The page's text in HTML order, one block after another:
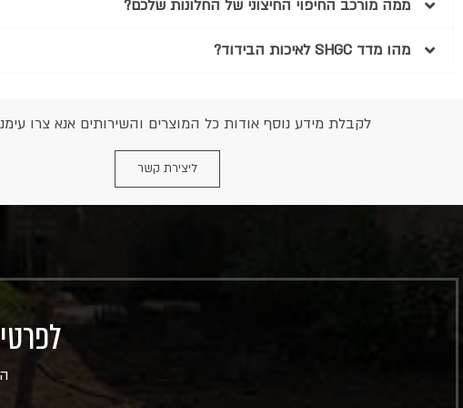
ממה מורכב החיפוי החיצוני של החלונות שלכם?
מהו מדד SHGC לאיכות הבידוד?
לקבלת מידע נוסף אודות כל המוצרים והשירותים אנא צרו
ליצירת קשר